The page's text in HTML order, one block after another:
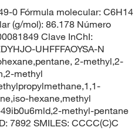
0 Fórmula molecular: C6H14
(g/mol): 86.178 Número
Clave InChI:
UHFFFAOYSA-N
2-methyl,2-
methyl
hexane,methyl
methyl-pentane
7892 SMILES: CCCC(C)C